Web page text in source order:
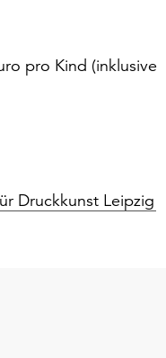
pro Kind (inklusive
Druckkunst Leipzig